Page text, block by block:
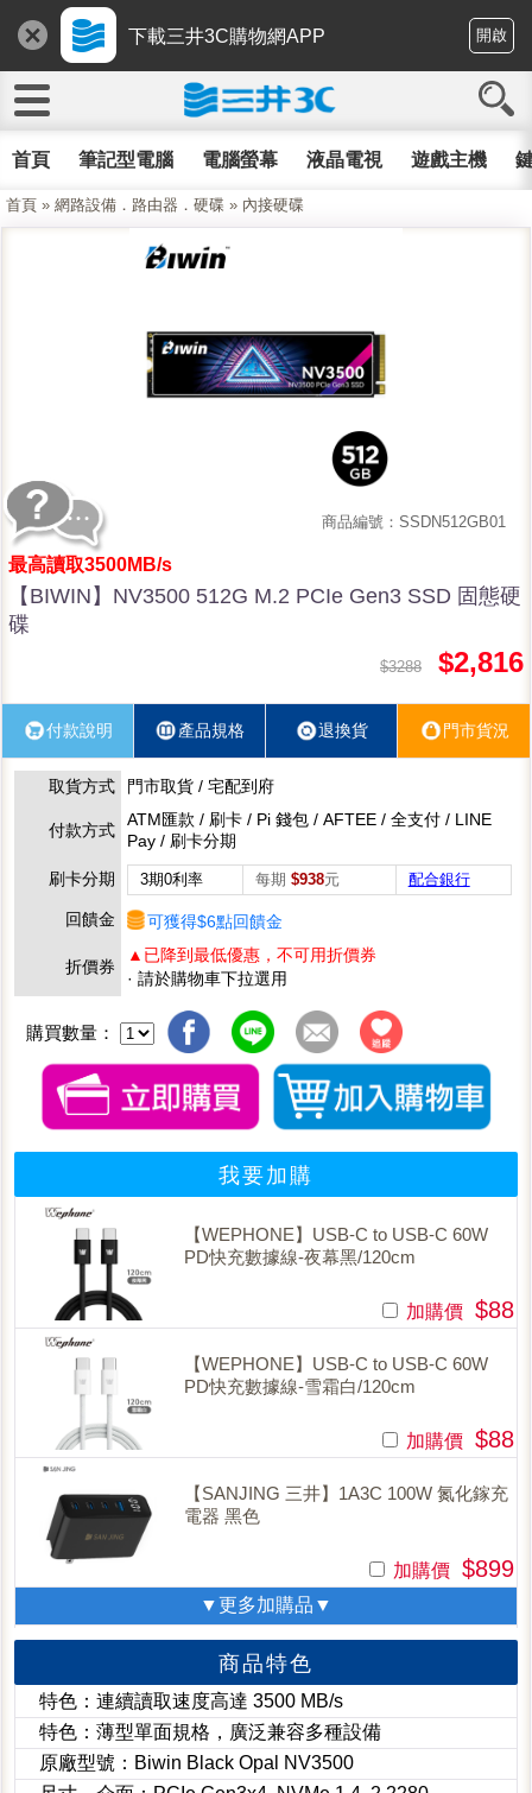
下載三井3C購物網APP 開啟
首頁 筆記型電腦 電腦螢幕 液晶電視 遊戲主機
首頁 » 網路設備．路由器．硬碟 » 內接硬碟
商品編號：SSDN512GB01
最高讀取3500MB/s
【BIWIN】NV3500 512G M.2 PCIe Gen3 SSD 固態硬
碟
$3288 $2,816
付款說明 產品規格 退換貨 門市貨況
取貨方式 門市取貨 / 宅配到府
付款方式
ATM匯款 / 刷卡 / Pi 錢包 / AFTEE / 全支付 / LINE
Pay / 刷卡分期
刷卡分期
3期0利率 每期 $938元 配合銀行
回饋金 可獲得$6點回饋金
折價券
▲已降到最低優惠，不可用折價券
· 請於購物車下拉選用
購買數量：
我要加購
【WEPHONE】USB-C to USB-C 60W
PD快充數據線-夜幕黑/120cm
加購價 $88
【WEPHONE】USB-C to USB-C 60W
PD快充數據線-雪霜白/120cm
加購價 $88
【SANJING 三井】1A3C 100W 氮化鎵充
電器 黑色
加購價 $899
▼更多加購品▼
商品特色
特色：連續讀取速度高達 3500 MB/s
特色：薄型單面規格，廣泛兼容多種設備
原廠型號：Biwin Black Opal NV3500